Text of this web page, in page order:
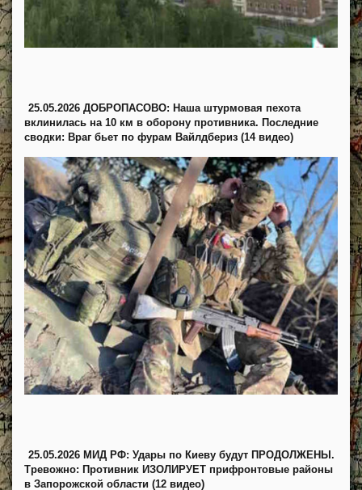
25.05.2026 ДОБРОПАСОВО: Наша штурмовая пехота
вклинилась на 10 км в оборону противника. Последние
сводки: Враг бьет по фурам Вайлдбериз (14 видео)
25.05.2026 МИД РФ: Удары по Киеву будут ПРОДОЛЖЕНЫ.
Тревожно: Противник ИЗОЛИРУЕТ прифронтовые районы
в Запорожской области (12 видео)